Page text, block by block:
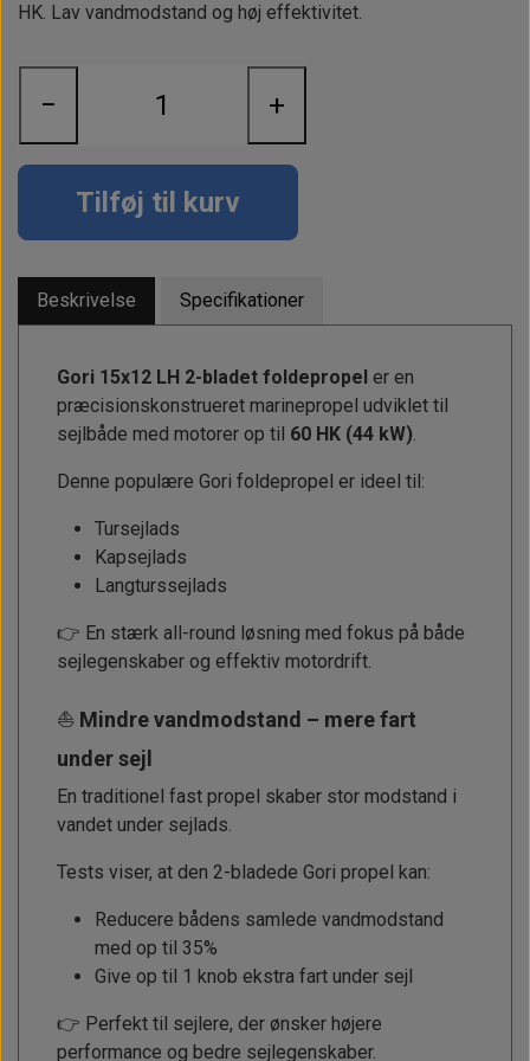
Busbars
Paneler & Kontakter
Værktøj
Motorbeslag
Gori propeller
instrumenter
Additive
Epoxy
Børster & Svampe m.m.
El-artikler
Tøj
Diverse
Strøm
Gavekort
Udlejning af bådudstyr
Hvem er vi
Kontakt
HK. Lav vandmodstand og høj effektivitet.
− +
Tilføj til kurv
Beskrivelse Specifikationer
Gori 15x12 LH 2-bladet foldepropel er en
præcisionskonstrueret marinepropel udviklet til
sejlbåde med motorer op til 60 HK (44 kW)
Denne populære Gori foldepropel er ideel til:
Tursejlads
Kapsejlads
Langturssejlads
👉 En stærk all-round løsning med fokus på både
sejlegenskaber og effektiv motordrift.
⛵ Mindre vandmodstand – mere fart
under sejl
En traditionel fast propel skaber stor modstand i
vandet under sejlads.
Tests viser, at den 2-bladede Gori propel kan:
Reducere bådens samlede vandmodstand
med op til 35%
Give op til 1 knob ekstra fart under sejl
👉 Perfekt til sejlere, der ønsker højere
performance og bedre sejlegenskaber.